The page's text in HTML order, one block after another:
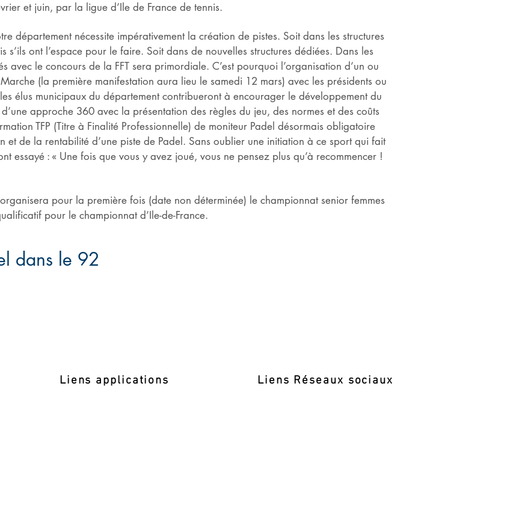
et juin, par la ligue d’Ile de France de tennis.
département nécessite impérativement la création de pistes. Soit dans les structures
s’ils ont l’espace pour le faire. Soit dans de nouvelles structures dédiées. Dans les
avec le concours de la FFT sera primordiale. C’est pourquoi l’organisation d’un ou
(la première manifestation aura lieu le samedi 12 mars) avec les présidents ou
élus municipaux du département contribueront à encourager le développement du
approche 360 avec la présentation des règles du jeu, des normes et des coûts
TFP (Titre à Finalité Professionnelle) de moniteur Padel désormais obligatoire
et de la rentabilité d’une piste de Padel. Sans oublier une initiation à ce sport qui fait
essayé : « Une fois que vous y avez joué, vous ne pensez plus qu’à recommencer !
pour la première fois (date non déterminée) le championnat senior femmes
pour le championnat d’Ile-de-France.
dans le 92
Liens applications Liens Réseaux sociaux